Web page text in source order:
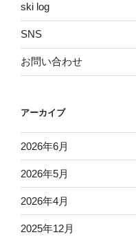
ski log
SNS
お問い合わせ
アーカイブ
2026年6月
2026年5月
2026年4月
2025年12月